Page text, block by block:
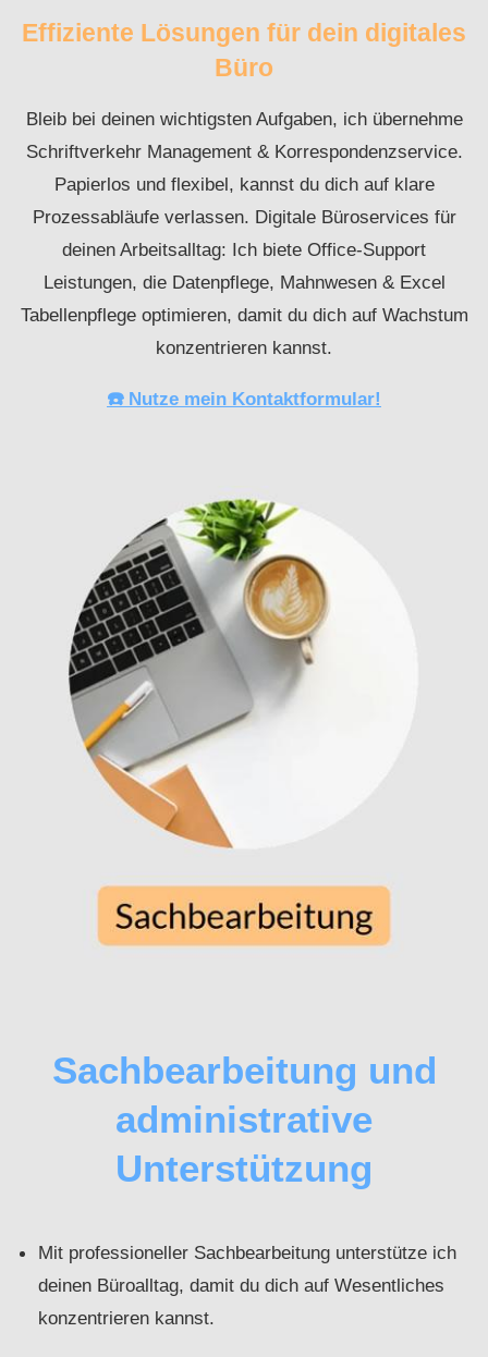
Effiziente Lösungen für dein digitales
Büro
Bleib bei deinen wichtigsten Aufgaben, ich übernehme
Schriftverkehr Management & Korrespondenzservice.
Papierlos und flexibel, kannst du dich auf klare
Prozessabläufe verlassen. Digitale Büroservices für
deinen Arbeitsalltag: Ich biete Office-Support
Leistungen, die Datenpflege, Mahnwesen & Excel
Tabellenpflege optimieren, damit du dich auf Wachstum
konzentrieren kannst.
☎️ Nutze mein Kontaktformular!
Sachbearbeitung und
administrative
Unterstützung
Mit professioneller Sachbearbeitung unterstütze ich
deinen Büroalltag, damit du dich auf Wesentliches
konzentrieren kannst.